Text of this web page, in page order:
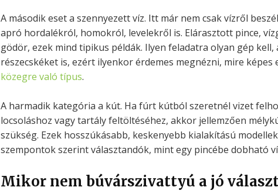
A második eset a szennyezett víz. Itt már nem csak vízről
apró hordalékról, homokról, levelekről is. Elárasztott pince,
gödör, ezek mind tipikus példák. Ilyen feladatra olyan gép kell,
részecskéket is, ezért ilyenkor érdemes megnézni, mire képes
közegre való típus.
A harmadik kategória a kút. Ha fúrt kútból szeretnél vizet
locsoláshoz vagy tartály feltöltéséhez, akkor jellemzően
szükség. Ezek hosszúkásabb, keskenyebb kialakítású
szempontok szerint választandók, mint egy pincébe dobható
Mikor nem búvárszivattyú a jó